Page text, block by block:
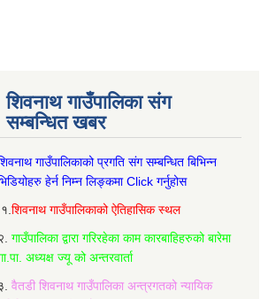
शिवनाथ गाउँपालिका संग
सम्बन्धित खबर
गाउँपालिकाको प्रगति संग सम्बन्धित बिभिन्‍न
हेर्न निम्‍न लिङ्कमा Click गर्नुहोस
१. शिवनाथ गाउँपालिकाको ऐतिहासिक स्थल
गाउँपालिका द्वारा गरिरहेका काम कारबाहिहरुको बारेमा
अध्यक्ष ज्यू को अन्तरवार्ता
वैतडी शिवनाथ गाउँपालिका अन्त्रगतको न्यायिक